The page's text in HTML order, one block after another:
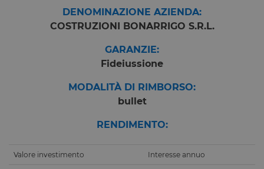
DENOMINAZIONE AZIENDA:
COSTRUZIONI BONARRIGO S.R.L.
GARANZIE:
Fideiussione
MODALITÀ DI RIMBORSO:
bullet
RENDIMENTO:
Valore investimento Interesse annuo